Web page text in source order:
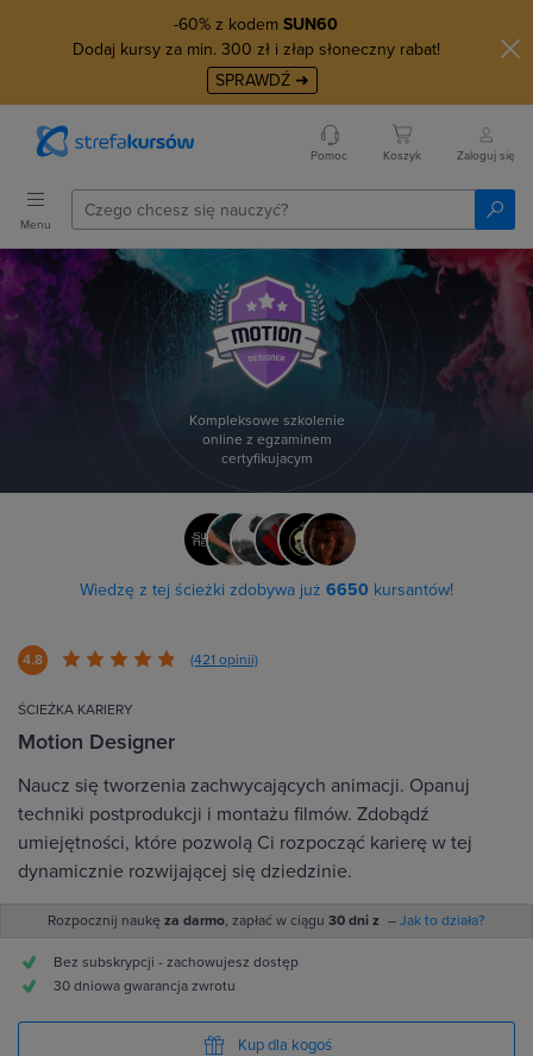
-60% z kodem SUN60
Dodaj kursy za min. 300 zł i złap słoneczny rabat!
SPRAWDŹ ➜
Pomoc Koszyk Zaloguj się
Menu
Kompleksowe szkolenie
online z egzaminem
certyfikujacym
Wiedzę z tej ścieżki zdobywa już 6650 kursantów!
4.8 (421 opinii)
ŚCIEŻKA KARIERY
Motion Designer
Naucz się tworzenia zachwycających animacji. Opanuj
techniki postprodukcji i montażu filmów. Zdobądź
umiejętności, które pozwolą Ci rozpocząć karierę w tej
dynamicznie rozwijającej się dziedzinie.
Rozpocznij naukę za darmo, zapłać w ciągu 30 dni z – Jak to działa?
30 dniowa gwarancja zwrotu
Bez subskrypcji - zachowujesz dostęp
Kup dla kogoś